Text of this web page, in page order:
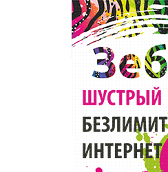
Популярное →